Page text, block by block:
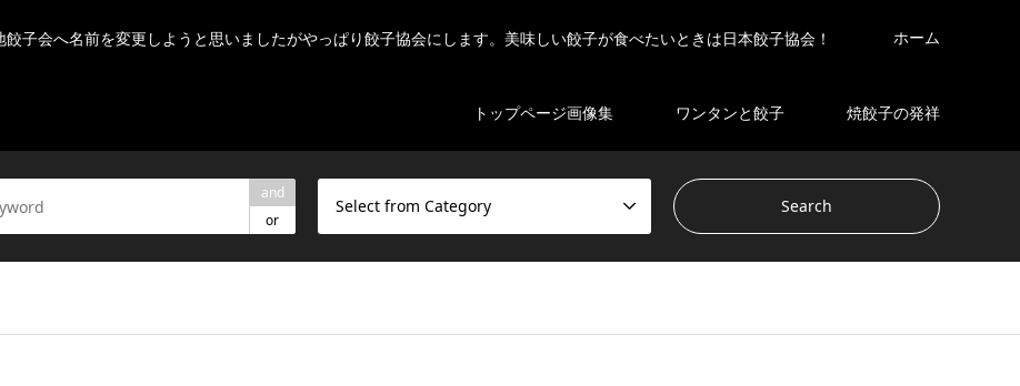
餃子会へ名前を変更しようと思いましたがやっぱり餃子協会にします。美味しい餃子が食べたいときは日本餃子協会！ ホーム
トップページ画像集 ワンタンと餃子 焼餃子の発祥
and
or
Select from Category